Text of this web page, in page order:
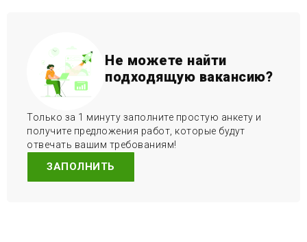
Не можете найти
подходящую вакансию?
Только за 1 минуту заполните простую анкету и
получите предложения работ, которые будут
отвечать вашим требованиям!
ЗАПОЛНИТЬ